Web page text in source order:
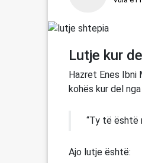
Lutje kur
Hazret Enes Ibni
kohës kur del
“Ty të është
Ajo lutje është: